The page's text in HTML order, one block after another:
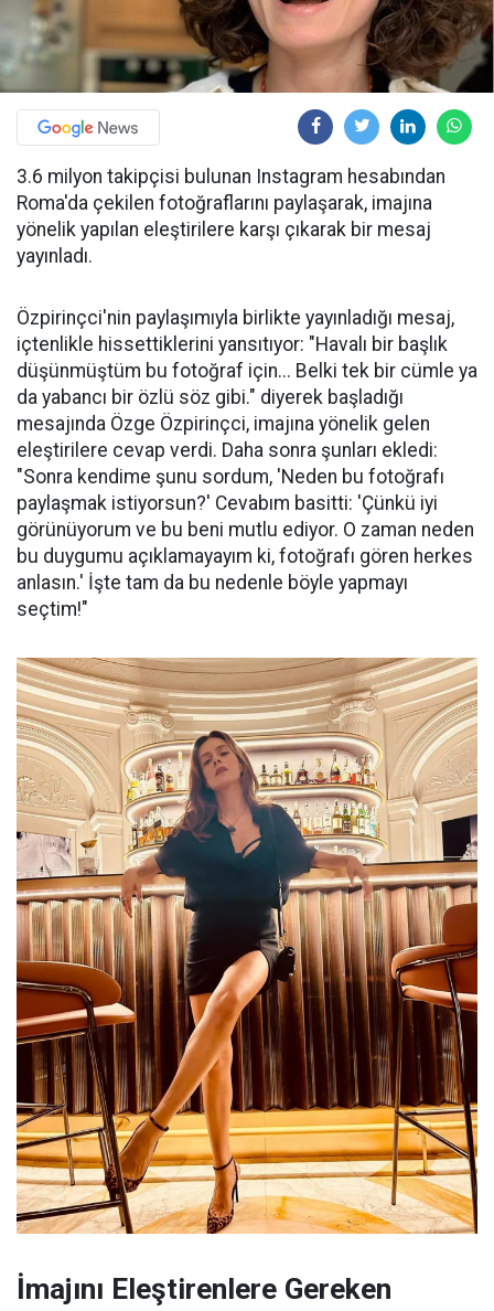
3.6 milyon takipçisi bulunan Instagram hesabından
Roma'da çekilen fotoğraflarını paylaşarak, imajına
yönelik yapılan eleştirilere karşı çıkarak bir mesaj
yayınladı.
Özpirinçci'nin paylaşımıyla birlikte yayınladığı mesaj,
içtenlikle hissettiklerini yansıtıyor: "Havalı bir başlık
düşünmüştüm bu fotoğraf için... Belki tek bir cümle ya
da yabancı bir özlü söz gibi." diyerek başladığı
mesajında Özge Özpirinçci, imajına yönelik gelen
eleştirilere cevap verdi. Daha sonra şunları ekledi:
"Sonra kendime şunu sordum, 'Neden bu fotoğrafı
paylaşmak istiyorsun?' Cevabım basitti: 'Çünkü iyi
görünüyorum ve bu beni mutlu ediyor. O zaman neden
bu duygumu açıklamayayım ki, fotoğrafı gören herkes
anlasın.' İşte tam da bu nedenle böyle yapmayı
seçtim!"
İmajını Eleştirenlere Gereken